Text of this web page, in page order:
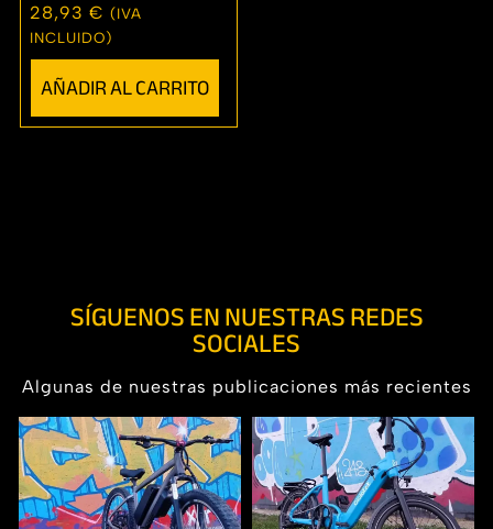
28,93 € (IVA
INCLUIDO)
AÑADIR AL CARRITO
SÍGUENOS EN NUESTRAS REDES
SOCIALES
Algunas de nuestras publicaciones más recientes